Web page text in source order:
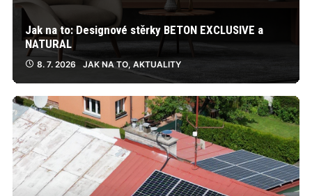
Jak na to: Designové stěrky BETON EXCLUSIVE a
NATURAL
8. 7. 2026 JAK NA TO, AKTUALITY